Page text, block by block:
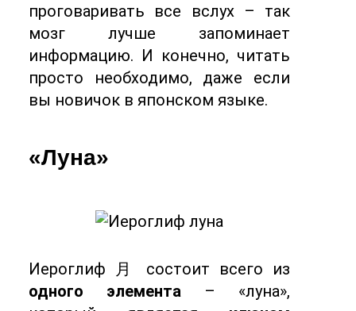
проговаривать все вслух – так
мозг лучше запоминает
информацию. И конечно, читать
просто необходимо, даже если
вы новичок в японском языке.
«Луна»
Иероглиф 月 состоит всего из
одного элемента – «луна»,